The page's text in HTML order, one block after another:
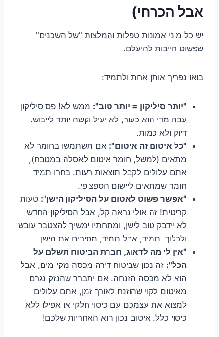
אבל הכרחי)
יש כל מיני אמונות טפלות והמלצות "של השכנים"
שפשוט חייבות להיעלם.
בואו נפריך אותן אחת ולתמיד:
"יותר סיליקון = יותר טוב": ממש לא! פס סיליקון
עבה מדי הוא כעור, לא יעיל וקשה יותר לייבוש.
דיוק ולא כמות.
"כל איטום זה איטום": אם תשתמשו בחומר לא
מתאים (למשל, חומר איטום לאסלה במטבח),
אתם עלולים לקבל תוצאות רעות. בחרו תמיד
חומר שמתאים ליישום הספציפי.
"אפשר פשוט לאטום על הסיליקון הישן": טעות
קריטית! זה אולי נראה קל, אבל הסיליקון החדש
לא יידבק טוב לישן, ומתחתיו ימשיך להצטבר עובש
ולכלוך. תמיד, אבל תמיד, מסירים את הישן.
"אין לי מה לדאוג, חברת הביטוח תשלם על
הכל": זה נכון שביטוח דירה מכסה נזקי מים, אבל
הוא לא מכסה הזנחה. אם יתברר שהנזק נגרם
מאיטום לקוי שהוזנח לאורך זמן, אתם עלולים
למצוא את עצמכם עם כיסוי חלקי או אפילו ללא
כיסוי כלל. איטום נכון הוא האחריות שלכם!